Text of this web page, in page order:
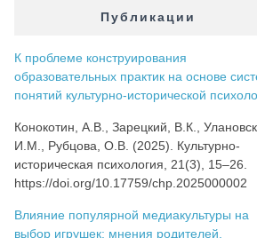
Публикации
К проблеме конструирования
образовательных практик на основе
понятий культурно-исторической
Конокотин, А.В., Зарецкий, В.К.,
И.М., Рубцова, О.В. (2025). Культурно-
историческая психология, 21(3), 15–26.
https://doi.org/10.17759/chp.2025000002
Влияние популярной медиакультуры на
выбор игрушек: мнения родителей,